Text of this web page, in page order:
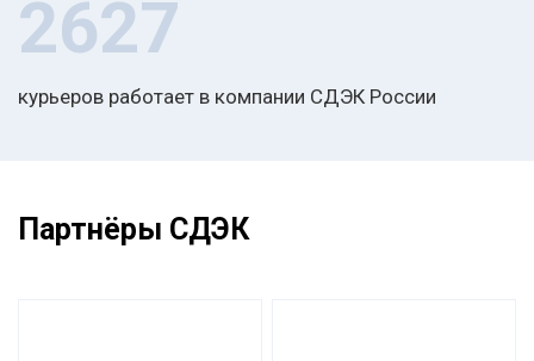
2627
курьеров работает в компании СДЭК России
Партнёры СДЭК